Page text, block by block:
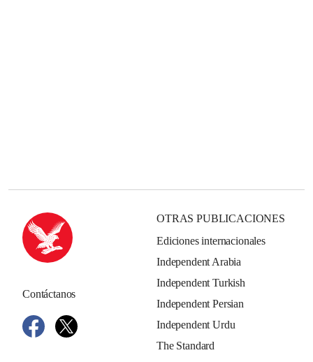
Contáctanos
OTRAS PUBLICACIONES
Ediciones internacionales
Independent Arabia
Independent Turkish
Independent Persian
Independent Urdu
The Standard